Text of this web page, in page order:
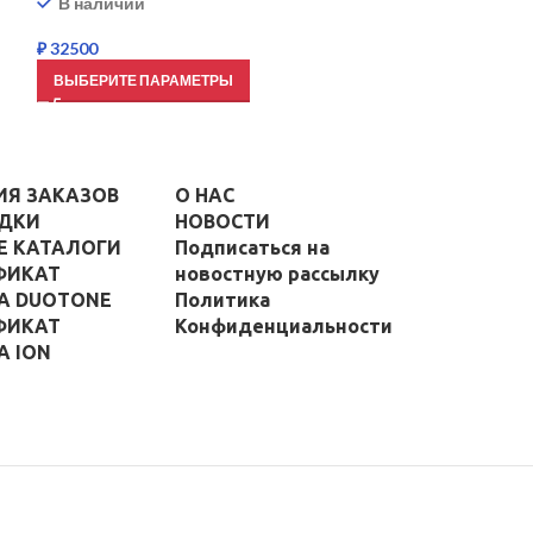
₽32500
ВЫБЕРИТЕ ПАРАМЕТРЫ
ЗАКАЗОВ
КАТАЛОГИ
ION
О НАС
НОВОСТИ
Подписаться на
новостную рассылку
Политика
Конфиденциальности